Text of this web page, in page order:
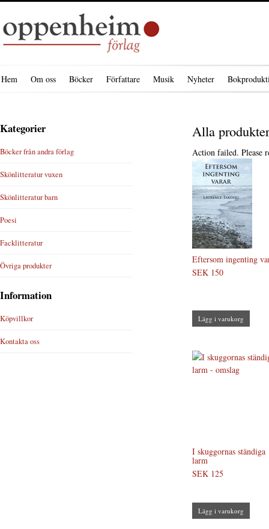
Hem Om oss Böcker Författare Musik Nyheter
Alla produkter
Action failed. Please
Eftersom ingenting
SEK 150
Lägg i varukorg
I skuggornas ständiga
larm
SEK 125
Lägg i varukorg
Kategorier
Böcker från andra förlag
Skönlitteratur vuxen
Skönlitteratur barn
Poesi
Facklitteratur
Övriga produkter
Information
Köpvillkor
Kontakta oss